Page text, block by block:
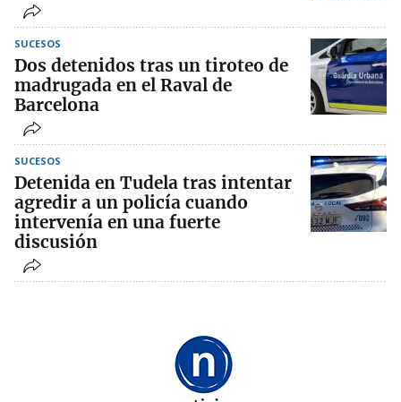
SUCESOS
Dos detenidos tras un tiroteo de
madrugada en el Raval de
Barcelona
SUCESOS
Detenida en Tudela tras intentar
agredir a un policía cuando
intervenía en una fuerte
discusión